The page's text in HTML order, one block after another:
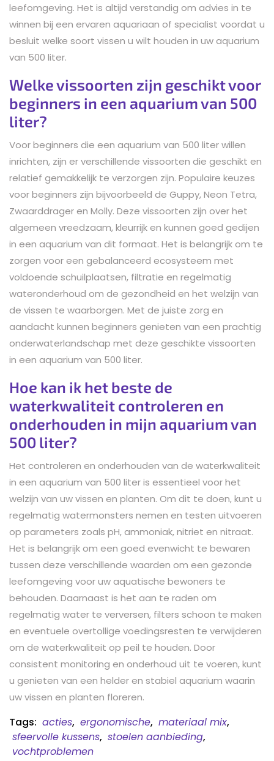
leefomgeving. Het is altijd verstandig om advies in te
winnen bij een ervaren aquariaan of specialist voordat u
besluit welke soort vissen u wilt houden in uw aquarium
van 500 liter.
Welke vissoorten zijn geschikt voor
beginners in een aquarium van 500
liter?
Voor beginners die een aquarium van 500 liter willen
inrichten, zijn er verschillende vissoorten die geschikt en
relatief gemakkelijk te verzorgen zijn. Populaire keuzes
voor beginners zijn bijvoorbeeld de Guppy, Neon Tetra,
Zwaarddrager en Molly. Deze vissoorten zijn over het
algemeen vreedzaam, kleurrijk en kunnen goed gedijen
in een aquarium van dit formaat. Het is belangrijk om te
zorgen voor een gebalanceerd ecosysteem met
voldoende schuilplaatsen, filtratie en regelmatig
wateronderhoud om de gezondheid en het welzijn van
de vissen te waarborgen. Met de juiste zorg en
aandacht kunnen beginners genieten van een prachtig
onderwaterlandschap met deze geschikte vissoorten
in een aquarium van 500 liter.
Hoe kan ik het beste de
waterkwaliteit controleren en
onderhouden in mijn aquarium van
500 liter?
Het controleren en onderhouden van de waterkwaliteit
in een aquarium van 500 liter is essentieel voor het
welzijn van uw vissen en planten. Om dit te doen, kunt u
regelmatig watermonsters nemen en testen uitvoeren
op parameters zoals pH, ammoniak, nitriet en nitraat.
Het is belangrijk om een goed evenwicht te bewaren
tussen deze verschillende waarden om een gezonde
leefomgeving voor uw aquatische bewoners te
behouden. Daarnaast is het aan te raden om
regelmatig water te verversen, filters schoon te maken
en eventuele overtollige voedingsresten te verwijderen
om de waterkwaliteit op peil te houden. Door
consistent monitoring en onderhoud uit te voeren, kunt
u genieten van een helder en stabiel aquarium waarin
uw vissen en planten floreren.
Tags: acties, ergonomische, materiaal mix,
sfeervolle kussens, stoelen aanbieding,
vochtproblemen